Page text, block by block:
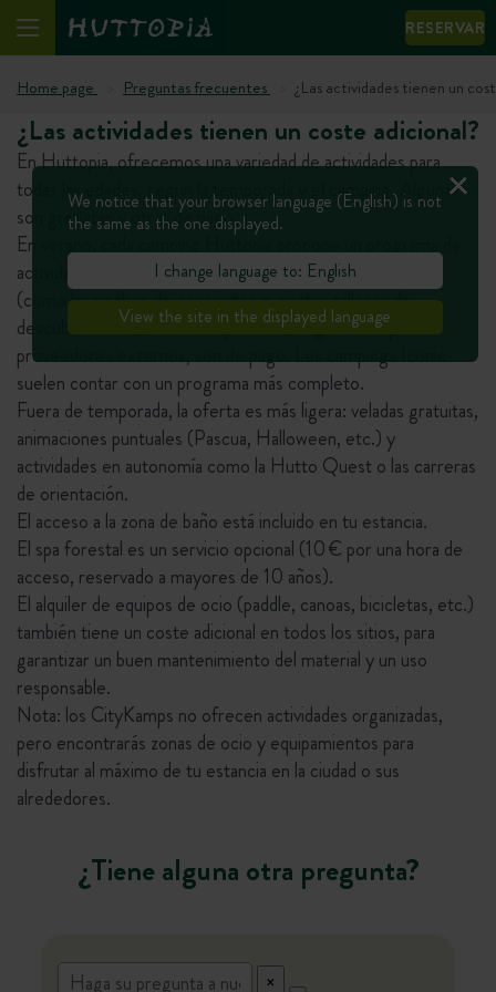
RESERVAR
Home page Preguntas frecuentes ¿Las actividades tienen un
¿Las actividades tienen un coste adicional?
En Huttopia, ofrecemos una variedad de actividades para
todas las edades, según la temporada y el camping. Algunas
son gratuitas y otras de pago.
En verano, cada camping Huttopia propone un programa de
actividades adaptado: algunas animaciones son gratuitas
(como las noches de conciertos o ciertos talleres de
descubrimiento), mientras que otras, organizadas por
proveedores externos, son de pago. Los campings Iconic
suelen contar con un programa más completo.
Fuera de temporada, la oferta es más ligera: veladas gratuitas,
animaciones puntuales (Pascua, Halloween, etc.) y
actividades en autonomía como la Hutto Quest o las carreras
de orientación.
El acceso a la zona de baño está incluido en tu estancia.
El spa forestal es un servicio opcional (10 € por una hora de
acceso, reservado a mayores de 10 años).
El alquiler de equipos de ocio (paddle, canoas, bicicletas, etc.)
también tiene un coste adicional en todos los sitios, para
garantizar un buen mantenimiento del material y un uso
responsable.
Nota: los CityKamps no ofrecen actividades organizadas,
pero encontrarás zonas de ocio y equipamientos para
disfrutar al máximo de tu estancia en la ciudad o sus
alrededores.
¿Tiene alguna otra pregunta?
We notice that your browser language (English) is not
the same as the one displayed.
I change language to: English
View the site in the displayed language